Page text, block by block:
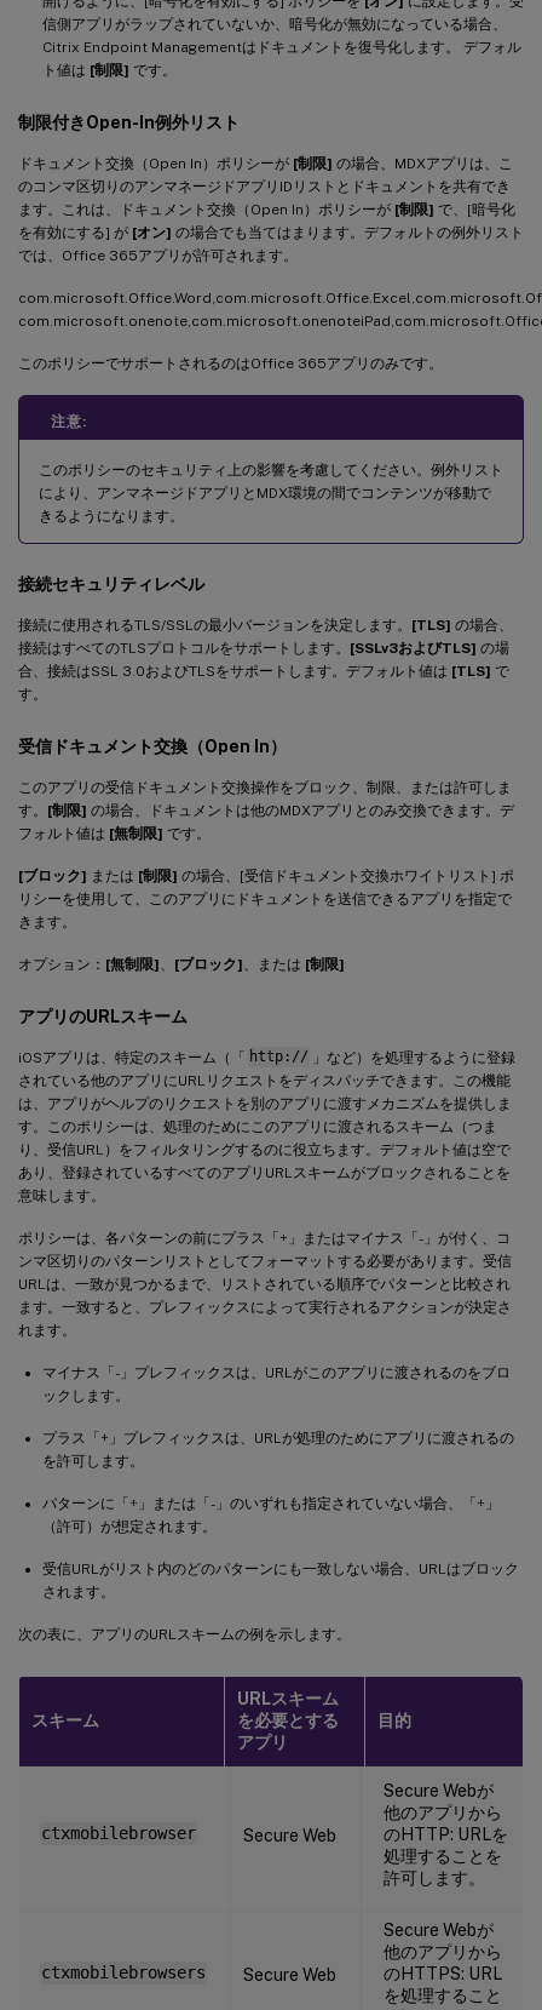
信側アプリがラップされていないか、暗号化が無効になっている場合、
Citrix Endpoint Managementはドキュメントを復号化します。 デフォル
ト値は [制限] です。
制限付きOpen-In例外リスト
ドキュメント交換（Open In）ポリシーが [制限] の場合、MDXアプリは、こ
のコンマ区切りのアンマネージドアプリIDリストとドキュメントを共有でき
ます。これは、ドキュメント交換（Open In）ポリシーが [制限] で、[暗号化
を有効にする] が [オン] の場合でも当てはまります。デフォルトの例外リスト
では、Office 365アプリが許可されます。
このポリシーでサポートされるのはOffice 365アプリのみです。
注意:
このポリシーのセキュリティ上の影響を考慮してください。例外リスト
により、アンマネージドアプリとMDX環境の間でコンテンツが移動で
きるようになります。
接続セキュリティレベル
接続に使用されるTLS/SSLの最小バージョンを決定します。 [TLS] の場合、
接続はすべてのTLSプロトコルをサポートします。 [SSLv3およびTLS] の場
合、接続はSSL 3.0およびTLSをサポートします。デフォルト値は [TLS] で
す。
受信ドキュメント交換（Open In）
このアプリの受信ドキュメント交換操作をブロック、制限、または許可しま
す。 [制限] の場合、ドキュメントは他のMDXアプリとのみ交換できます。デ
フォルト値は [無制限] です。
[ブロック] または [制限] の場合、[受信ドキュメント交換ホワイトリスト] ポ
リシーを使用して、このアプリにドキュメントを送信できるアプリを指定で
きます。
オプション： [無制限] [ブロック] 、または [制限]
アプリのURLスキーム
iOSアプリは、特定のスキーム（「 http:// 」など）を処理するように登録
されている他のアプリにURLリクエストをディスパッチできます。この機能
は、アプリがヘルプのリクエストを別のアプリに渡すメカニズムを提供しま
す。このポリシーは、処理のためにこのアプリに渡されるスキーム（つま
り、受信URL）をフィルタリングするのに役立ちます。デフォルト値は空で
あり、登録されているすべてのアプリURLスキームがブロックされることを
意味します。
ポリシーは、各パターンの前にプラス「+」またはマイナス「-」が付く、コ
ンマ区切りのパターンリストとしてフォーマットする必要があります。受信
URLは、一致が見つかるまで、リストされている順序でパターンと比較され
ます。一致すると、プレフィックスによって実行されるアクションが決定さ
れます。
マイナス「-」プレフィックスは、URLがこのアプリに渡されるのをブロ
ックします。
プラス「+」プレフィックスは、URLが処理のためにアプリに渡されるの
を許可します。
パターンに「+」または「-」のいずれも指定されていない場合、「+」
（許可）が想定されます。
受信URLがリスト内のどのパターンにも一致しない場合、URLはブロック
されます。
次の表に、アプリのURLスキームの例を示します。
スキーム
URLスキーム
を必要とする
アプリ
目的
ctxmobilebrowser Secure Web
Secure Webが
他のアプリから
のHTTP: URLを
処理することを
許可します。
ctxmobilebrowsers Secure Web
Secure Webが
他のアプリから
のHTTPS: URL
を処理すること